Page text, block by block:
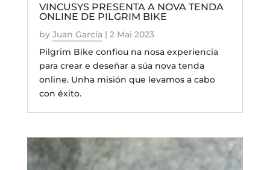
VINCUSYS PRESENTA A NOVA TENDA
ONLINE DE PILGRIM BIKE
by Juan García | 2 Mai 2023
Pilgrim Bike confiou na nosa experiencia
para crear e deseñar a súa nova tenda
online. Unha misión que levamos a cabo
con éxito.